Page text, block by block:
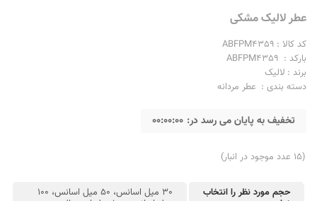
عطر لالیک مشکی
کد کالا : ABFPM4359
بارکد : ABFPM4359
برند : لالیک
دسته بندی : عطر مردانه
تخفیف به پایان می رسد در: 00:00:00
(15 عدد موجود در انبار)
حجم مورد نظر را انتخاب
30 میل اسانس، 50 میل اسانس، 100
ادکلن مردانه کرید